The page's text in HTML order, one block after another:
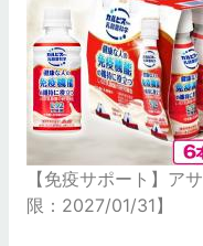
【免疫サポート】
限：2027/01/31】